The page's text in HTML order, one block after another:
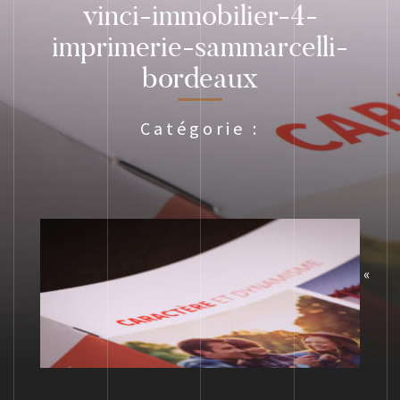
vinci-immobilier-4-
imprimerie-sammarcelli-
bordeaux
Catégorie :
«